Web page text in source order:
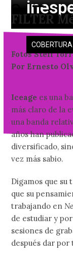
Skip
content
FILTER
Open
mobile
menu
Close
mobile
menu
COBERTURA
Fotos Steff
Por Ernesto
Iceage es una
más claro de la
una banda
años han
diversificado,
vez más sabio.
Digamos que su
que su
trabajando en
de estudiar y
sesiones de
después dar por